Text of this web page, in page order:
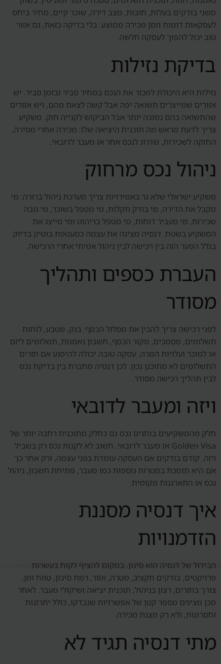
משני בודקים בעלות, חובות, מצב דירה, שוכר קיים, מחיר ביחס
לעסקאות דומות וזמן מכירה ממוצע. בלי בדיקה כזאת, גם אזור
טוב יכול להפוך לעסקה חלשה.
בדיקת נזילות
נזילות היא היכולת למכור את הנכס במחיר סביר ובזמן סביר. יש
אזורים שמייצרים תשואה יפה אבל קשה לצאת מהם, ויש אזורים
שהתשואה בהם נמוכה יותר אבל הביקוש לקנייה חזק. משקיע
צריך לדעת מראש מה תוכנית היציאה שלו: מכירה אחרי מסירה,
החזקה לשכירות, שדרוג לנכס אחר או מעבר לדובאי.
ניהול נכס מרחוק
משקיע ישראלי שלא גר באמירויות צריך מערכת ניהול ברורה: מי
מקבל את הדירה, מי בודק תקלות, מי מטפל בשוכר, מי גובה
שכירות, מי מעביר דוחות, מי מטפל בריהוט ומי מייצג את
המשקיע בשטח. דנסיה מציגה את עצמה כמעטפת בוטיק בדיוק
בגלל הפער הזה בין רכישה לבין ניהול אמיתי אחרי הרכישה.
העברת כספים ותהליך
מסודר
לפני רכישה צריך להבין את מסלול הכסף: בנק, מטבע, לוחות
תשלומים, מסמכים, מקור הכסף, חשבון נאמנות, תשלומים ליזם
או למוכר ועלויות המרה. עסקה טובה יכולה להיפגע אם תזרים
התשלומים לא מתוכנן נכון. לכן דנסיה מחברת בין בדיקת נכס
לבין תהליך רכישה מסודר.
ויזה ומעבר לדובאי
חלק מהמשקיעים בוחנים נכס גם כחלק מתוכנית רחבה יותר של
Golden Visa או מעבר לדובאי. חשוב לא לקנות נכס רק בשביל
ויזה. קודם בודקים אם העסקה עומדת בפני עצמה, ורק אחר כך
אם היא תומכת במטרות נוספות כמו מעבר, פתיחת חשבון, ניהול
נכס או התארגנות מקומית.
איך דנסיה מסננת
הזדמנויות
הבידול של דנסיה הוא סינון. במקום להציף לקוח בעשרות
פרויקטים, בודקים תקציב, מטרה, אזור, רמת סיכון, טווח זמן,
צורך בתזרים, רצון בניהול, תוכנית יציאה ושיקולי מעבר. לאחר
מכן מציגים מספר קטן של אפשרויות שנבדקו, כולל יתרונות
וחסרונות, ולא רק מצגת מכירה.
מתי דנסיה תגיד לא